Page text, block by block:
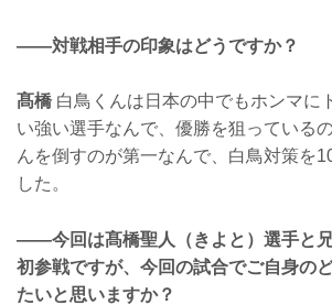
——対戦相手の印象はどうですか？
髙橋 白鳥くんは日本の中でもホンマに
い強い選手なんで、優勝を狙っている
んを倒すのが第一なんで、白鳥対策を
した。
——今回は髙橋聖人（きよと）選手と
初参戦ですが、今回の試合でご自身の
たいと思いますか？